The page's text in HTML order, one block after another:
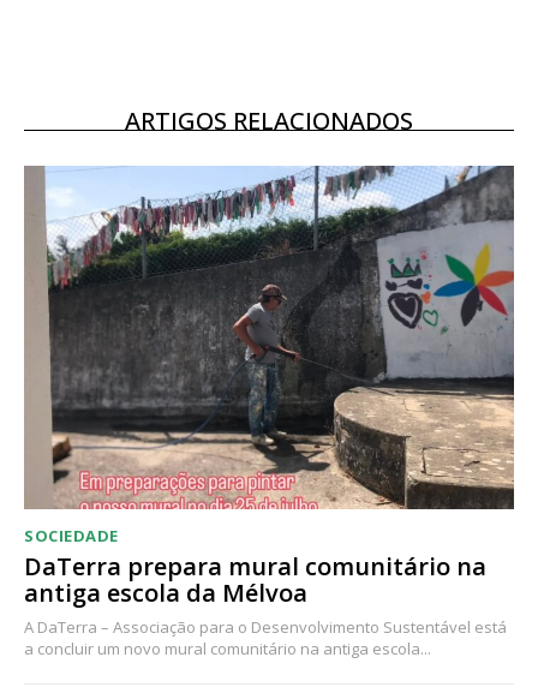
ASSINATURA
DIGITAL ANUAL
16€
12 meses
Acesso ao conteúdo online
Acesso aos conteúdos Exclusivos para
assinantes
Ofertas para assinatura anual
Escolha o plano
ARTIGOS RELACIONADOS
SOCIEDADE
DaTerra prepara mural comunitário na
antiga escola da Mélvoa
A DaTerra – Associação para o Desenvolvimento Sustentável está
a concluir um novo mural comunitário na antiga escola...